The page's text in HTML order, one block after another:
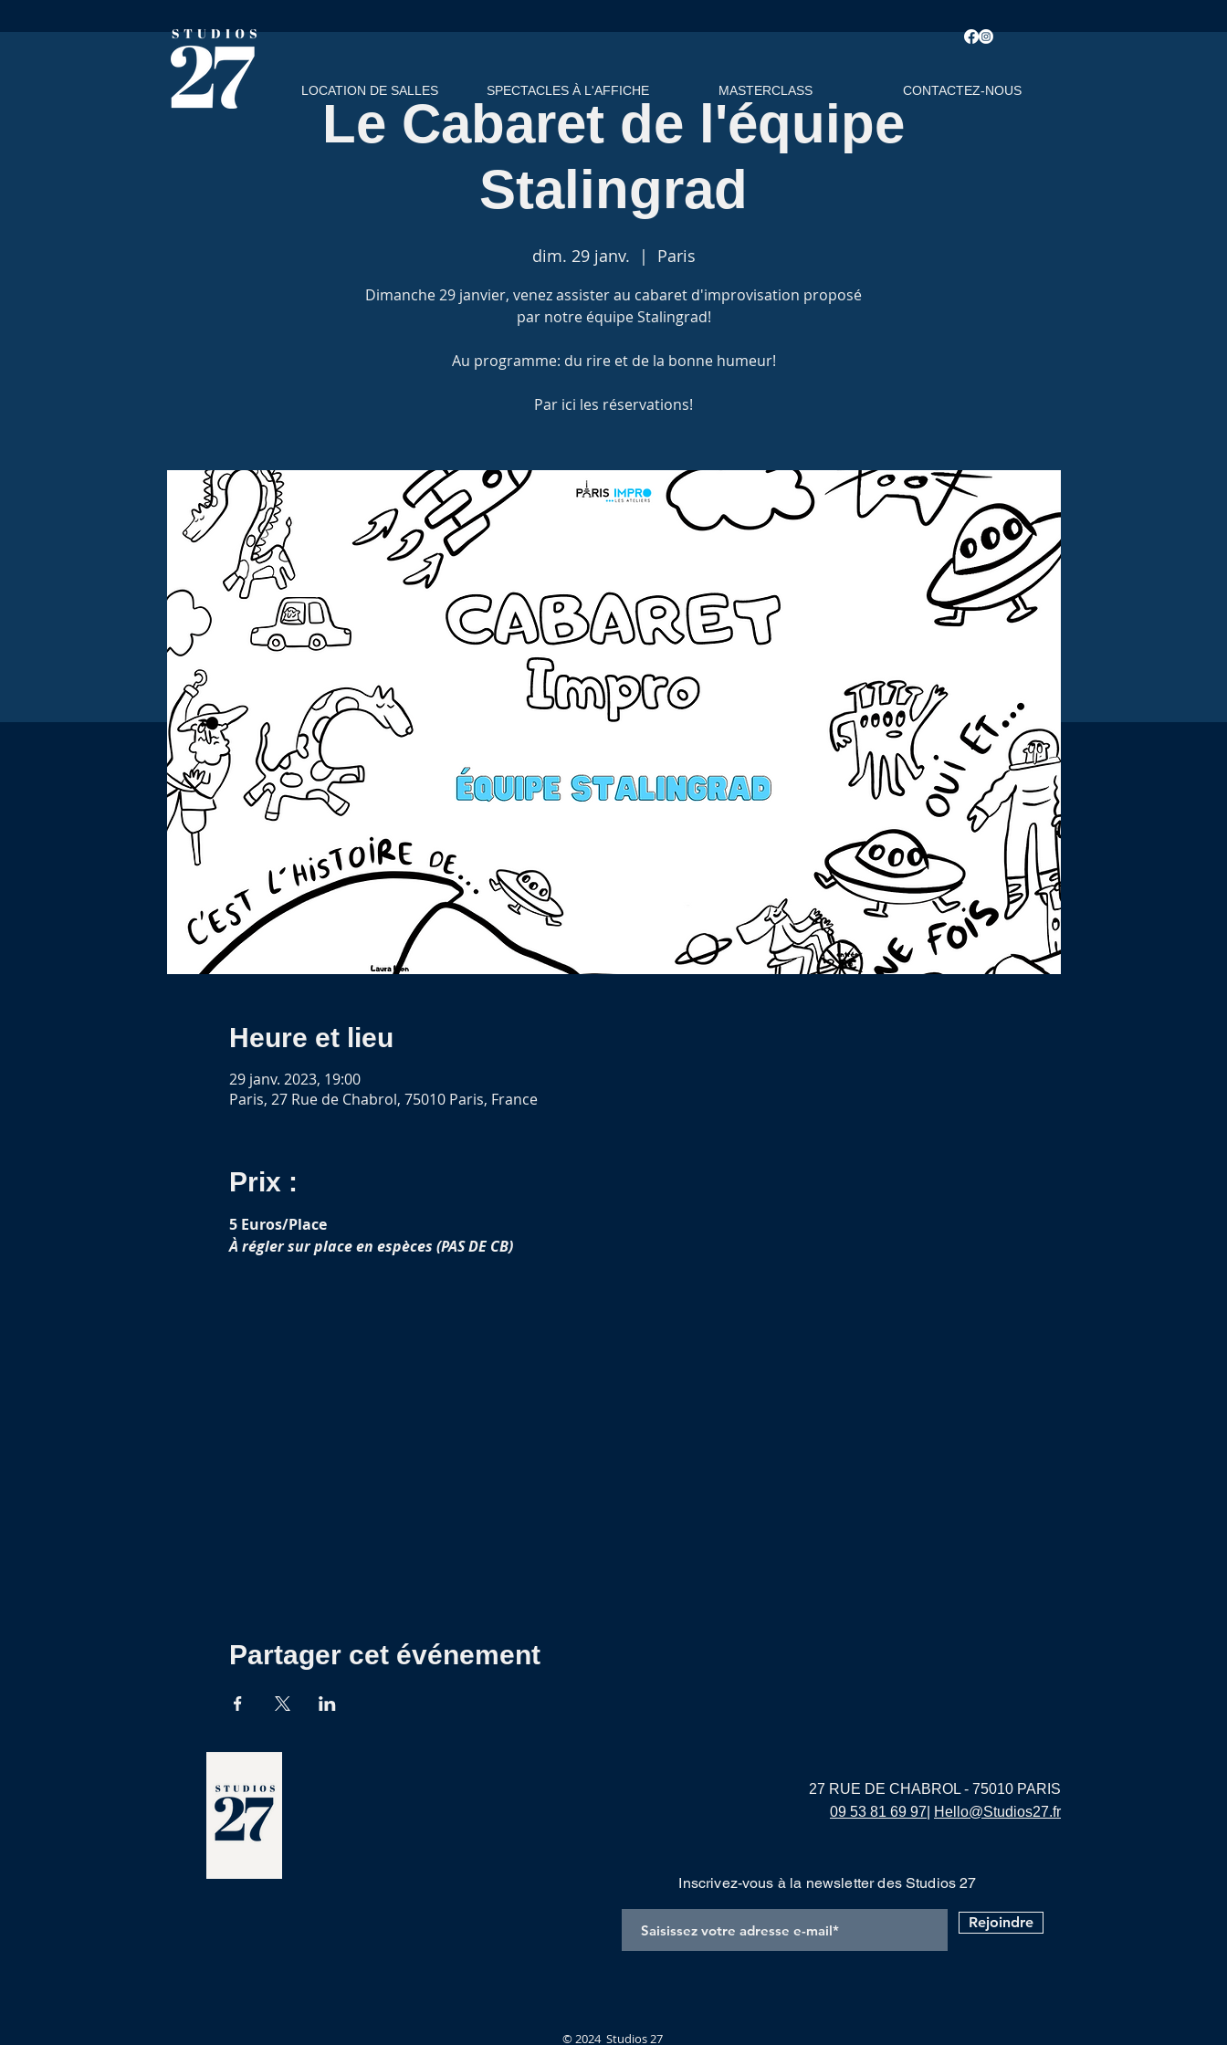
LOCATION DE SALLES SPECTACLES À L'AFFICHE MASTERCLASS CONTACTEZ-NOUS
Le Cabaret de l'équipe
Stalingrad
dim. 29 janv.
  |
Paris
Dimanche 29 janvier, venez assister au cabaret d'improvisation proposé
par notre équipe Stalingrad!
Au programme: du rire et de la bonne humeur!
Par ici les réservations!
Heure et lieu
29 janv. 2023, 19:00
Paris, 27 Rue de Chabrol, 75010 Paris, France
Prix :
5 Euros/Place
À régler sur place en espèces (PAS DE CB)
Partager cet événement
Inscrivez-vous à la newsletter des Studios 27
Rejoindre
27 RUE DE CHABROL - 75010 PARIS
09 53 81 69 97
Hello@Studios27.fr
© 2024 Studios 27